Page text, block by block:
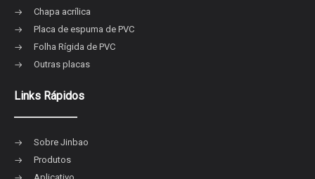
Chapa acrílica
Placa de espuma de PVC
Folha Rígida de PVC
Outras placas
Links Rápidos
Sobre Jinbao
Produtos